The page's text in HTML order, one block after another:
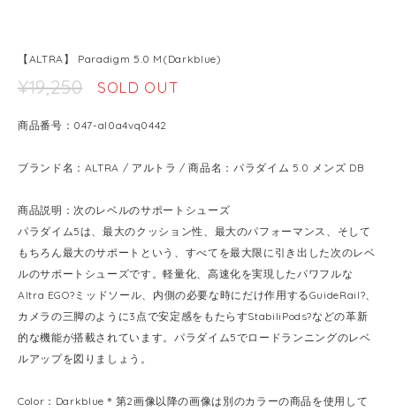
【ALTRA】 Paradigm 5.0 M(Darkblue)
¥19,250 SOLD OUT
商品番号：047-al0a4vq0442
ブランド名：ALTRA / アルトラ / 商品名：パラダイム 5.0 メンズ DB
商品説明：次のレベルのサポートシューズ
パラダイム5は、最大のクッション性、最大のパフォーマンス、そして
もちろん最大のサポートという、すべてを最大限に引き出した次のレベ
ルのサポートシューズです。軽量化、高速化を実現したパワフルな
Altra EGO?ミッドソール、内側の必要な時にだけ作用するGuideRail?、
カメラの三脚のように3点で安定感をもたらすStabiliPods?などの革新
的な機能が搭載されています。パラダイム5でロードランニングのレベ
ルアップを図りましょう。
Color：Darkblue＊第2画像以降の画像は別のカラーの商品を使用して